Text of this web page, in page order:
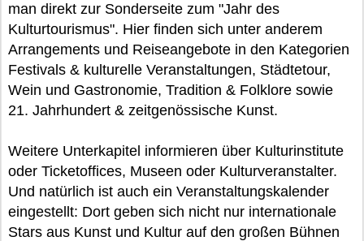
man direkt zur Sonderseite zum "Jahr des
Kulturtourismus". Hier finden sich unter anderem
Arrangements und Reiseangebote in den Kategorien
Festivals & kulturelle Veranstaltungen, Städtetour,
Wein und Gastronomie, Tradition & Folklore sowie
21. Jahrhundert & zeitgenössische Kunst.
Weitere Unterkapitel informieren über Kulturinstitute
oder Ticketoffices, Museen oder Kulturveranstalter.
Und natürlich ist auch ein Veranstaltungskalender
eingestellt: Dort geben sich nicht nur internationale
Stars aus Kunst und Kultur auf den großen Bühnen